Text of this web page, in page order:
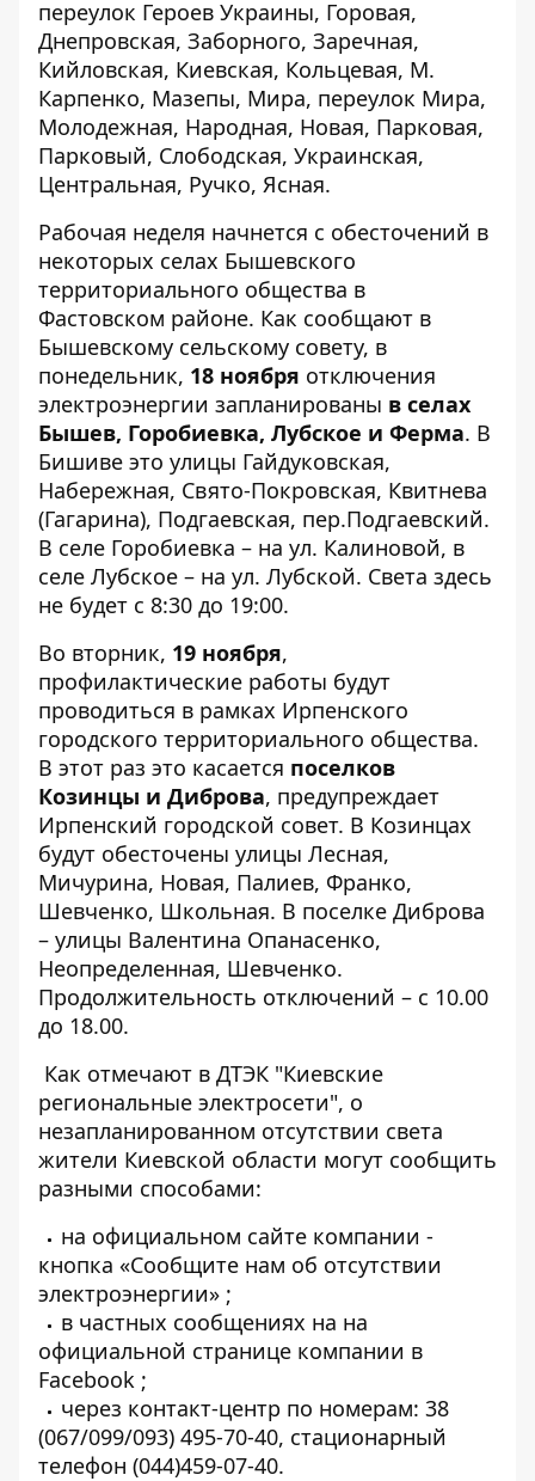
переулок Героев Украины, Горовая,
Днепровская, Заборного, Заречная,
Кийловская, Киевская, Кольцевая, М.
Карпенко, Мазепы, Мира, переулок Мира,
Молодежная, Народная, Новая, Парковая,
Парковый, Слободская, Украинская,
Центральная, Ручко, Ясная.
Рабочая неделя начнется с обесточений в
некоторых селах Бышевского
территориального общества в
Фастовском районе. Как сообщают в
Бышевскому сельскому совету, в
понедельник, 18 ноября отключения
электроэнергии запланированы в селах
Бышев, Горобиевка, Лубское и Ферма. В
Бишиве это улицы Гайдуковская,
Набережная, Свято-Покровская, Квитнева
(Гагарина), Подгаевская, пер.Подгаевский.
В селе Горобиевка – на ул. Калиновой, в
селе Лубское – на ул. Лубской. Света здесь
не будет с 8:30 до 19:00.
Во вторник, 19 ноября,
профилактические работы будут
проводиться в рамках Ирпенского
городского территориального общества.
В этот раз это касается поселков
Козинцы и Диброва, предупреждает
Ирпенский городской совет. В Козинцах
будут обесточены улицы Лесная,
Мичурина, Новая, Палиев, Франко,
Шевченко, Школьная. В поселке Диброва
– улицы Валентина Опанасенко,
Неопределенная, Шевченко.
Продолжительность отключений – с 10.00
до 18.00.
Как отмечают в ДТЭК "Киевские
региональные электросети", о
незапланированном отсутствии света
жители Киевской области могут сообщить
разными способами:
на официальном сайте компании -
кнопка «Сообщите нам об отсутствии
электроэнергии» ;
в частных сообщениях на на
официальной странице компании в
Facebook ;
через контакт-центр по номерам: 38
(067/099/093) 495-70-40, стационарный
телефон (044)459-07-40.